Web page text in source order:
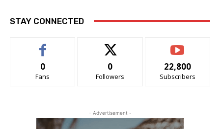
STAY CONNECTED
0
Fans
0
Followers
22,800
Subscribers
- Advertisement -